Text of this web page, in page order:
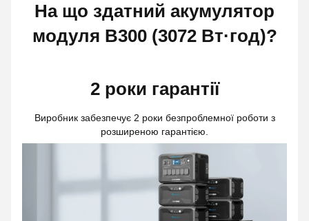
На що здатний акумулятор
модуля B300 (3072 Вт·год)?
2 роки гарантії
Виробник забезпечує 2 роки безпроблемної роботи з
розширеною гарантією.